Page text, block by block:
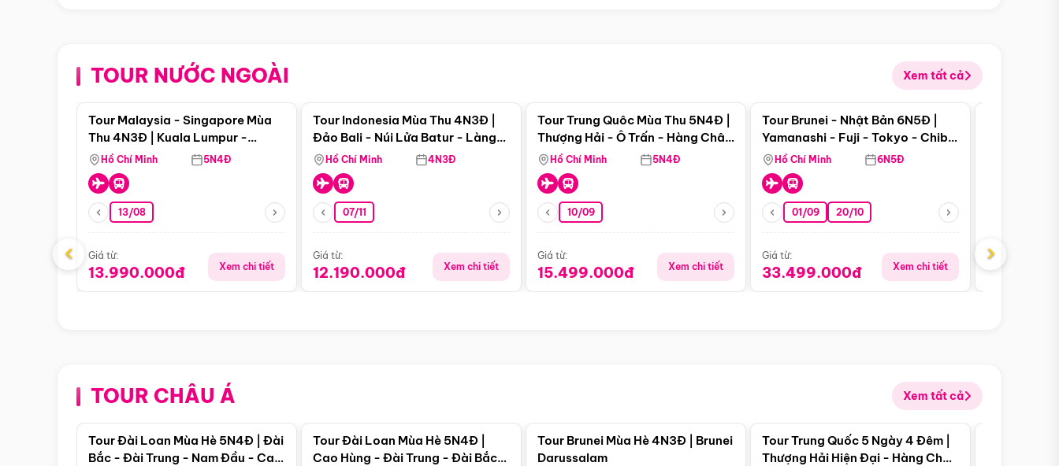
TOUR NƯỚC NGOÀI Xem tất cả
Điểm nổi bật
Tour Malaysia - Singapore Mùa
Thu 4N3Đ | Kuala Lumpur -
Malacca - Johor Baru -
Singapore
Hồ Chí Minh 5N4Đ
13/08
Giá từ:
13.990.000đ Xem chi tiết
Tour Indonesia Mùa Thu 4N3Đ |
Đảo Bali - Núi Lửa Batur - Làng
Penglipuran
Hồ Chí Minh 4N3Đ
07/11
Giá từ:
12.190.000đ Xem chi tiết
Tour Trung Quôc Mùa Thu 5N4Đ |
Thượng Hải - Ô Trấn - Hàng Châu
(Tour Không Shopping)
Hồ Chí Minh 5N4Đ
10/09
Giá từ:
15.499.000đ Xem chi tiết
Điểm nổi bật
Tour Brunei - Nhật Bản 6N5Đ |
Yamanashi - Fuji - Tokyo - Chiba
- Freeday
Hồ Chí Minh 6N5Đ
01/09 20/10
Giá từ:
33.499.000đ Xem chi tiết
Giá từ:
‹ ›
TOUR CHÂU Á Xem tất cả
Điểm nổi bật
Tour Đài Loan Mùa Hè 5N4Đ | Đài
Bắc - Đài Trung - Nam Đầu - Cao
Tour Đài Loan Mùa Hè 5N4Đ |
Cao Hùng - Đài Trung - Đài Bắc
Tour Brunei Mùa Hè 4N3Đ | Brunei
Darussalam
Điểm nổi bật
Tour Trung Quốc 5 Ngày 4 Đêm |
Thượng Hải Hiện Đại - Hàng Châu